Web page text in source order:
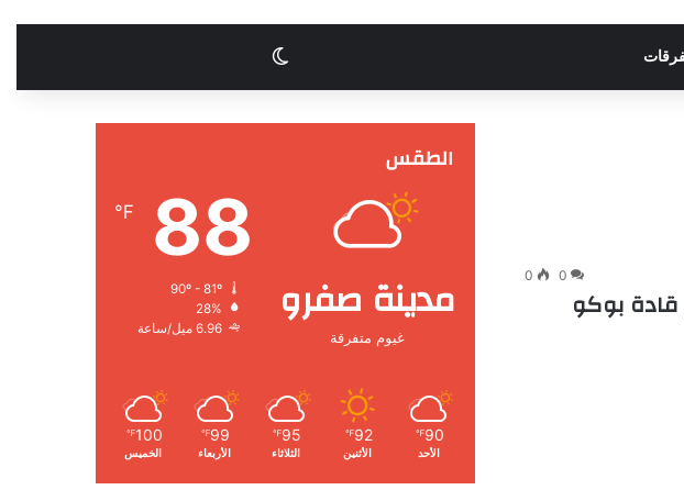
الوضع المظلم
0
0
قادة بوكو
الطقس
مدينة صفرو
غيوم متفرقة
88
℉
28%
6.96 ميل/ساعة
90
℉
الأحد
92
℉
الأثنين
95
℉
الثلاثاء
99
℉
الأربعاء
100
℉
الخميس